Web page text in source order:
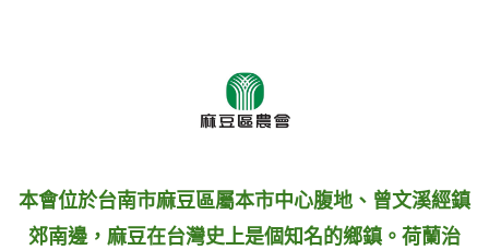
每筆NT$60，滿NT$1,000(含以上)免運費
本會位於台南市麻豆區屬本市中心腹地、曾文溪經鎮
郊南邊，麻豆在台灣史上是個知名的鄉鎮。荷蘭治